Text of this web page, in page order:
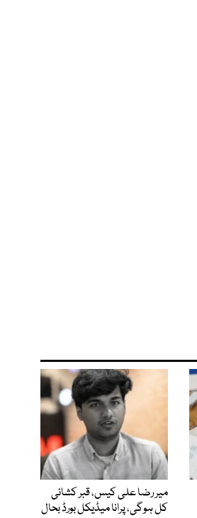
میر رضا علی کیس، قبر کشائی
کل ہوگی، پرانا میڈیکل بورڈ بحال